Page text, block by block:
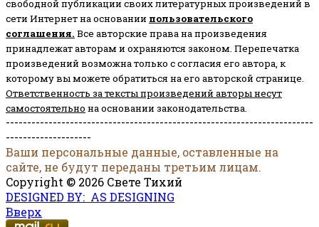
свободной публикации своих литературных произведений в
сети Интернет на основании пользовательского
соглашения. Все авторские права на произведения
принадлежат авторам и охраняются законом. Перепечатка
произведений возможна только с согласия его автора, к
которому вы можете обратиться на его авторской странице.
Ответственность за тексты произведений авторы несут
самостоятельно на основании законодательства.
------------------------------------------------------------------------
--------------------
Ваши персональные данные, оставленные на
сайте, не будут переданы третьим лицам.
Copyright © 2026 Свете Тихий
DESIGNED BY: AS DESIGNING
Вверх